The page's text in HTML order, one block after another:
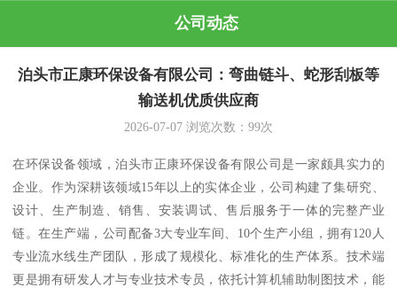
公司动态
泊头市正康环保设备有限公司：弯曲链斗、蛇形刮板等
输送机优质供应商
2026-07-07 浏览次数： 99次
在环保设备领域，泊头市正康环保设备有限公司是一家颇具实力的
企业。作为深耕该领域15年以上的实体企业，公司构建了集研究、
设计、生产制造、销售、安装调试、售后服务于一体的完整产业
链。在生产端，公司配备3大专业车间、10个生产小组，拥有120人
专业流水线生产团队，形成了规模化、标准化的生产体系。技术端
更是拥有研发人才与专业技术专员，依托计算机辅助制图技术，能